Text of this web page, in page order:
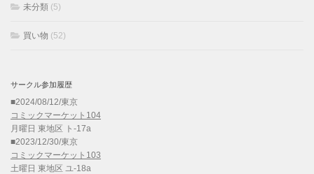
未分類 (5)
買い物 (52)
サークル参加履歴
■2024/08/12/東京
コミックマーケット104
月曜日 東地区 ト-17a
■2023/12/30/東京
コミックマーケット103
土曜日 東地区 ユ-18a